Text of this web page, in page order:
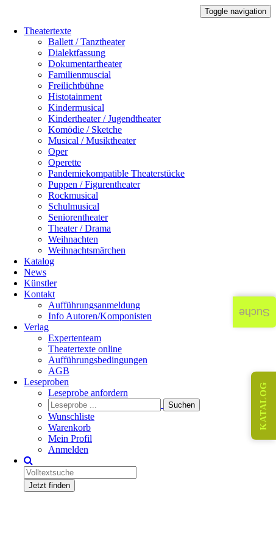
Toggle navigation
Theatertexte
Ballett / Tanztheater
Dialektfassung
Dokumentartheater
Familienmuscial
Freilichtbühne
Histotainment
Kindermusical
Kindertheater / Jugendtheater
Komödie / Sketche
Musical / Musiktheater
Oper
Operette
Pandemiekompatible Theaterstücke
Puppen / Figurentheater
Rockmusical
Schulmusical
Seniorentheater
Theater / Drama
Weihnachten
Weihnachtsmärchen
Katalog
News
Künstler
Kontakt
Aufführungsanmeldung
Info Autoren/Komponisten
Verlag
Expertenteam
Theatertexte online
Aufführungsbedingungen
AGB
Leseproben
Leseprobe anfordern
Wunschliste
Warenkorb
Mein Profil
Anmelden
Jetzt finden
KATALOG
Suche